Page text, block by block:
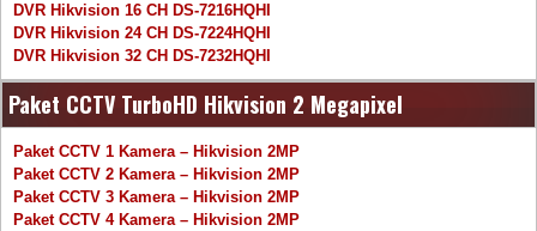
DVR Hikvision 16 CH DS-7216HQHI
DVR Hikvision 24 CH DS-7224HQHI
DVR Hikvision 32 CH DS-7232HQHI
Paket CCTV TurboHD Hikvision 2 Megapixel
Paket CCTV 1 Kamera – Hikvision 2MP
Paket CCTV 2 Kamera – Hikvision 2MP
Paket CCTV 3 Kamera – Hikvision 2MP
Paket CCTV 4 Kamera – Hikvision 2MP